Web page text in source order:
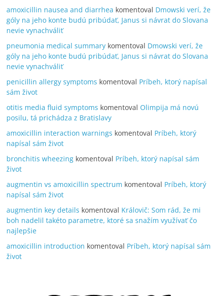
amoxicillin nausea and diarrhea komentoval Dmowski verí, že
góly na jeho konte budú pribúdať, Janus si návrat do Slovana
nevie vynachváliť
pneumonia medical summary komentoval Dmowski verí, že
góly na jeho konte budú pribúdať, Janus si návrat do Slovana
nevie vynachváliť
penicillin allergy symptoms komentoval Príbeh, ktorý napísal
sám život
otitis media fluid symptoms komentoval Olimpija má novú
posilu, tá prichádza z Bratislavy
amoxicillin interaction warnings komentoval Príbeh, ktorý
napísal sám život
bronchitis wheezing komentoval Príbeh, ktorý napísal sám
život
augmentin vs amoxicillin spectrum komentoval Príbeh, ktorý
napísal sám život
augmentin key details komentoval Královič: Som rád, že mi
boh nadelil takéto parametre, ktoré sa snažím využívať čo
najlepšie
amoxicillin introduction komentoval Príbeh, ktorý napísal sám
život